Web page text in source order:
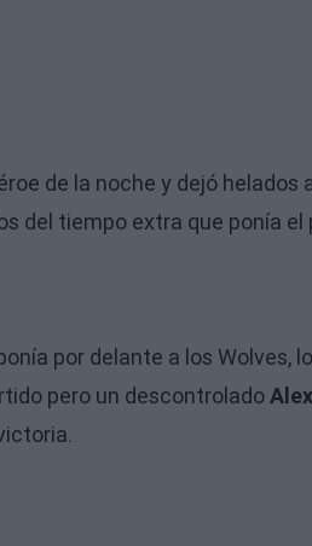
de la noche y dejó
del tiempo extra que ponía
por delante a los Wolves,
pero un descontrolado